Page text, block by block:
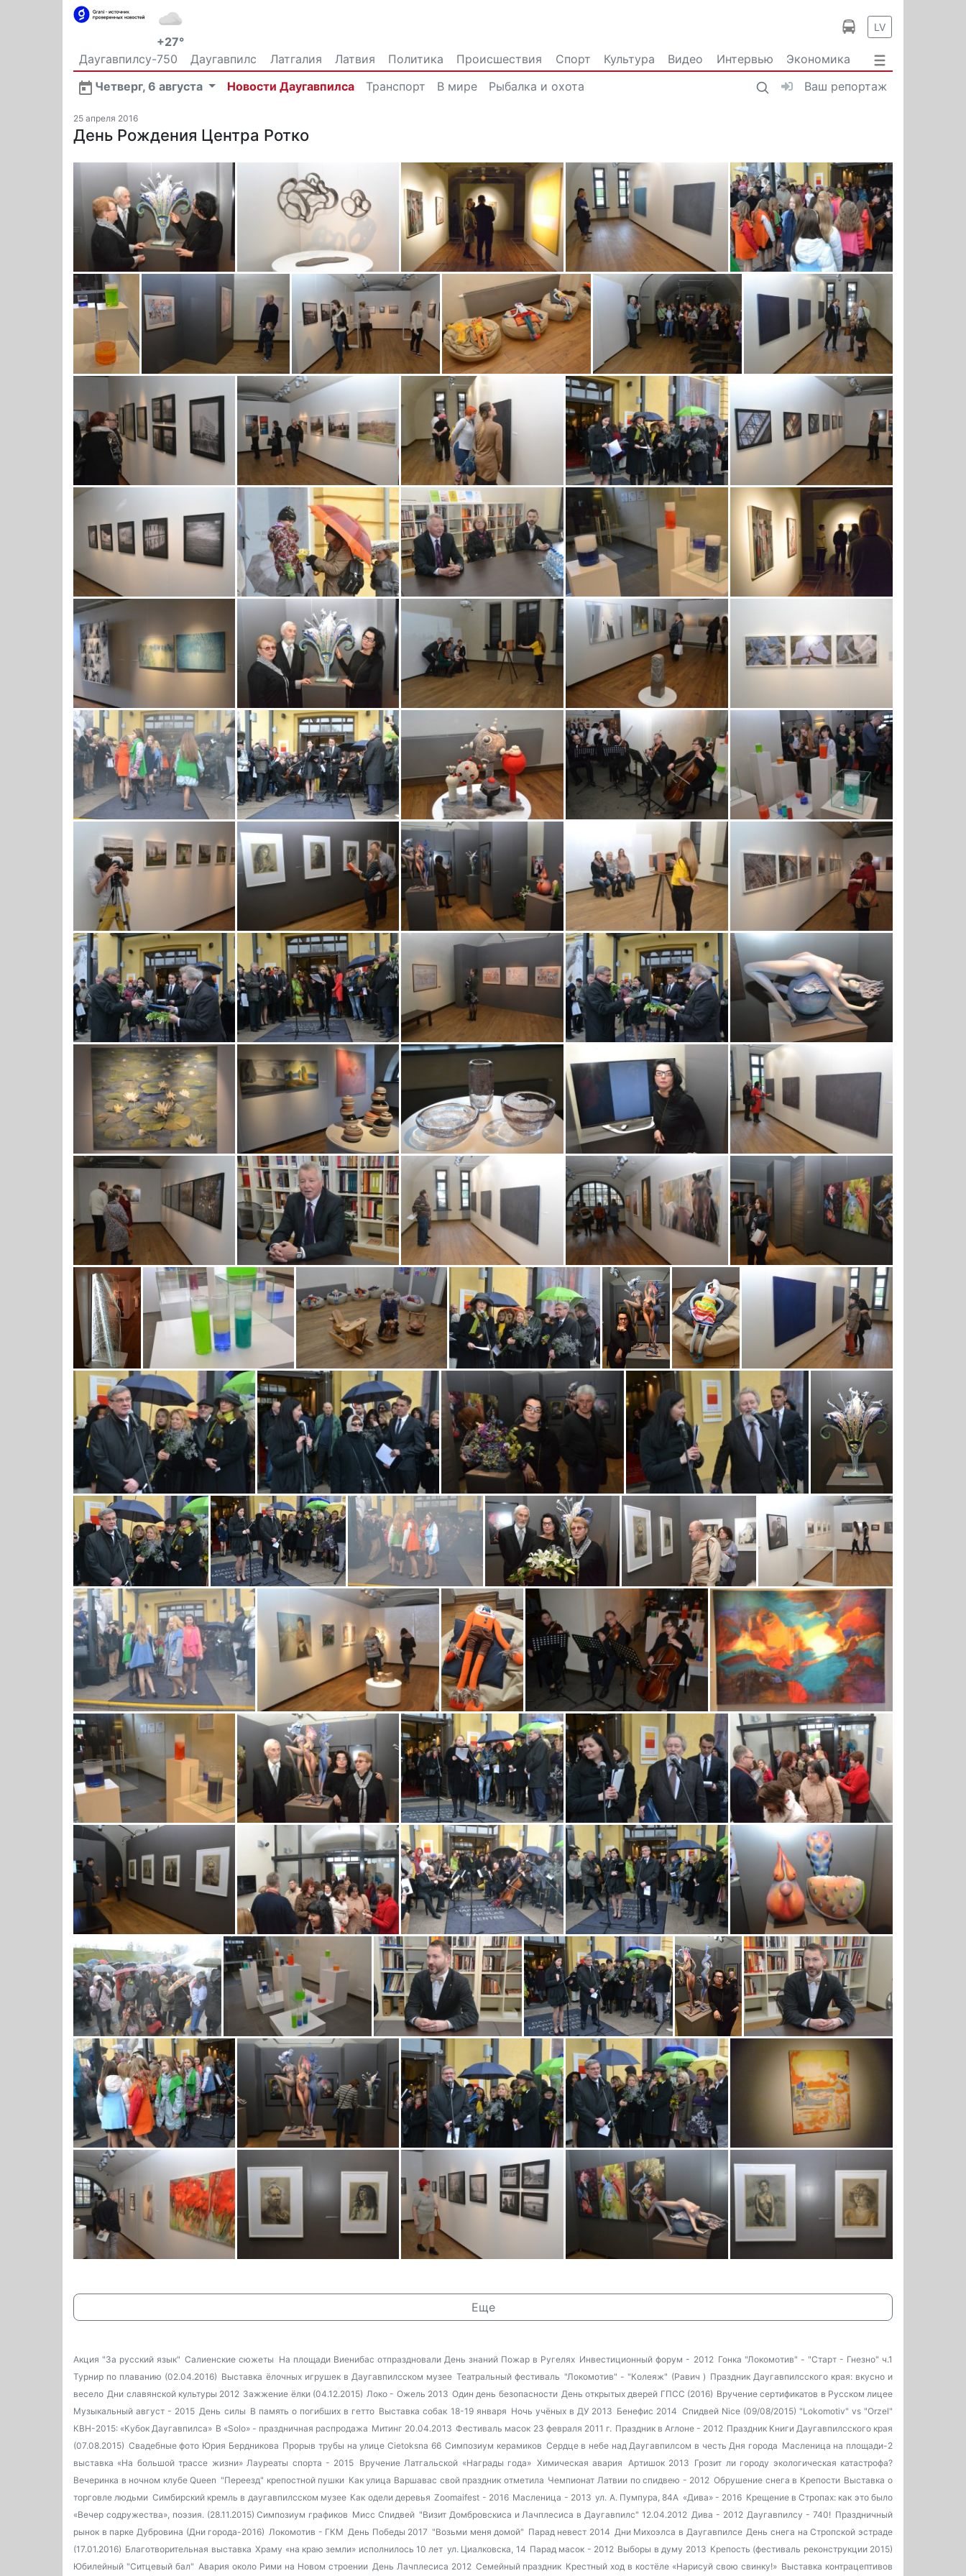
+27°
LV
Даугавпилсу-750 Даугавпилс Латгалия Латвия Политика Происшествия Спорт Культура Видео Интервью
Экономика
Общество
Четверг, 6 августа Новости Даугавпилса Транспорт В мире Рыбалка и охота Ваш репортаж
25 апреля 2016
День Рождения Центра Ротко
Еще
Акция "За русский язык" Салиенские сюжеты На площади Виенибас отпраздновали День знаний Пожар в Ругелях Инвестиционный форум - 2012 Гонка "Локомотив" - "Старт - Гнезно" ч.1
Турнир по плаванию (02.04.2016) Выставка ёлочных игрушек в Даугавпилсском музее Театральный фестиваль "Локомотив" - "Колеяж" (Равич ) Праздник Даугавпилсского края: вкусно и
весело Дни славянской культуры 2012 Зажжение ёлки (04.12.2015) Локо - Ожель 2013 Один день безопасности День открытых дверей ГПСС (2016) Вручение сертификатов в Русском лицее
Музыкальный август - 2015 День силы В память о погибших в гетто Выставка собак 18-19 января Ночь учёных в ДУ 2013 Бенефис 2014 Спидвей Nice (09/08/2015) "Lokomotiv" vs "Orzel"
КВН-2015: «Кубок Даугавпилса» В «Solo» - праздничная распродажа Митинг 20.04.2013 Фестиваль масок 23 февраля 2011 г. Праздник в Аглоне - 2012 Праздник Книги Даугавпилсского края
(07.08.2015) Свадебные фото Юрия Бердникова Прорыв трубы на улице Cietoksna 66 Симпозиум керамиков Сердце в небе над Даугавпилсом в честь Дня города Масленица на площади-2
выставка «На большой трассе жизни»Лауреаты спорта - 2015 Вручение Латгальской «Награды года» Химическая авария Артишок 2013 Грозит ли городу экологическая катастрофа?
Вечеринка в ночном клубе Queen "Переезд" крепостной пушки Как улица Варшавас свой праздник отметила Чемпионат Латвии по спидвею - 2012 Обрушение снега в Крепости Выставка о
торговле людьми Симбирский кремль в даугавпилсском музее Как одели деревья Zoomaifest - 2016 Масленица - 2013 ул. А. Пумпура, 84А «Дива» - 2016 Крещение в Стропах: как это было
«Вечер содружества», поэзия. (28.11.2015)Симпозиум графиков Мисс Спидвей "Визит Домбровскиса и Лачплесиса в Даугавпилс" 12.04.2012 Дива - 2012 Даугавпилсу - 740! Праздничный
рынок в парке Дубровина (Дни города-2016) Локомотив - ГКМ День Победы 2017 "Возьми меня домой" Парад невест 2014 Дни Михоэлса в Даугавпилсе День снега на Стропской эстраде
(17.01.2016) Благотворительная выставка Храму «на краю земли» исполнилось 10 лет ул. Циалковска, 14 Парад масок - 2012 Выборы в думу 2013 Крепость (фестиваль реконструкции 2015)
Юбилейный "Ситцевый бал" Авария около Рими на Новом строении День Лачплесиса 2012 Семейный праздник Крестный ход в костёле «Нарисуй свою свинку!» Выставка контрацептивов